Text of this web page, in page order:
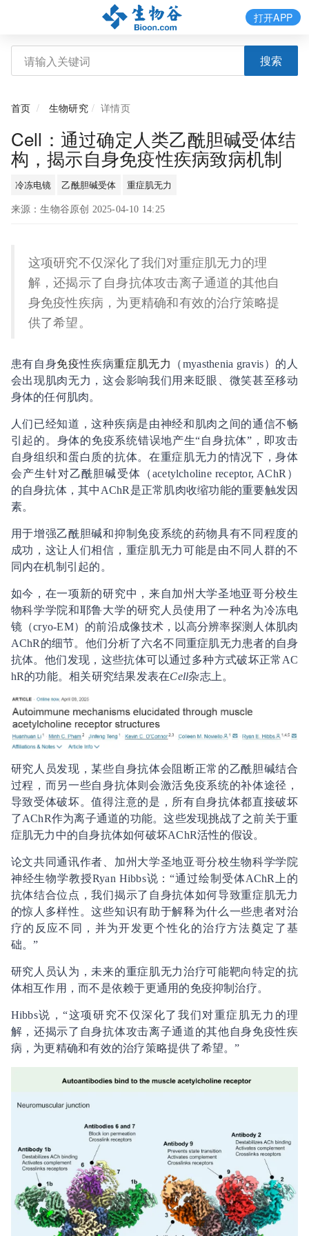
搜索
打开APP
首页 生物研究 详情页
Cell：通过确定人类乙酰胆碱受体结
构，揭示自身免疫性疾病致病机制
冷冻电镜 乙酰胆碱受体 重症肌无力
来源：生物谷原创 2025-04-10 14:25
这项研究不仅深化了我们对重症肌无力的理
解，还揭示了自身抗体攻击离子通道的其他自
身免疫性疾病，为更精确和有效的治疗策略提
供了希望。
患有自身免疫性疾病重症肌无力
（myasthenia gravis）的人
会出现肌肉无力，这会影响我们用来眨眼、微笑甚至移动
身体的任何肌肉。
人们已经知道，这种疾病是由神经和肌肉之间的通信不畅
引起的。身体的免疫系统错误地产生“自身抗体”，即攻击
自身组织和蛋白质的抗体。在重症肌无力的情况下，身体
会产生针对乙酰胆碱受体（acetylcholine receptor, AChR）
的自身抗体，其中AChR是正常肌肉收缩功能的重要触发因
素。
用于增强乙酰胆碱和抑制免疫系统的药物具有不同程度的
成功，这让人们相信，重症肌无力可能是由不同人群的不
同内在机制引起的。
如今，在一项新的研究中，来自加州大学圣地亚哥分校生
物科学学院和耶鲁大学的研究人员使用了一种名为冷冻电
镜（cryo-EM）的前沿成像技术，以高分辨率探测人体肌肉
AChR的细节。他们分析了六名不同重症肌无力患者的自身
抗体。他们发现，这些抗体可以通过多种方式破坏正常AC
hR的功能。相关研究结果发表在Cell杂志上。
研究人员发现，某些自身抗体会阻断正常的乙酰胆碱结合
过程，而另一些自身抗体则会激活免疫系统的补体途径，
导致受体破坏。值得注意的是，所有自身抗体都直接破坏
了AChR作为离子通道的功能。这些发现挑战了之前关于重
症肌无力中的自身抗体如何破坏AChR活性的假设。
论文共同通讯作者、加州大学圣地亚哥分校生物科学学院
神经生物学教授Ryan Hibbs说：“通过绘制受体AChR上的
抗体结合位点，我们揭示了自身抗体如何导致重症肌无力
的惊人多样性。这些知识有助于解释为什么一些患者对治
疗的反应不同，并为开发更个性化的治疗方法奠定了基
础。”
研究人员认为，未来的重症肌无力治疗可能靶向特定的抗
体相互作用，而不是依赖于更通用的免疫抑制治疗。
Hibbs说，“这项研究不仅深化了我们对重症肌无力的理
解，还揭示了自身抗体攻击离子通道的其他自身免疫性疾
病，为更精确和有效的治疗策略提供了希望。”